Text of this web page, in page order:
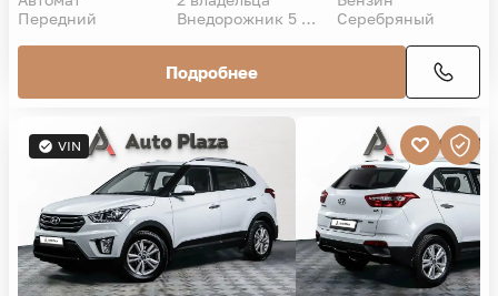
Передний
Внедорожник 5 дв. Серебряный
Подробнее
VIN